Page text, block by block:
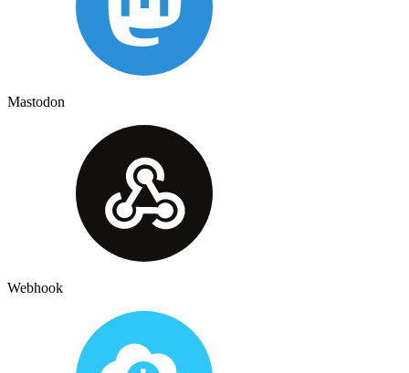
Mastodon
Webhook